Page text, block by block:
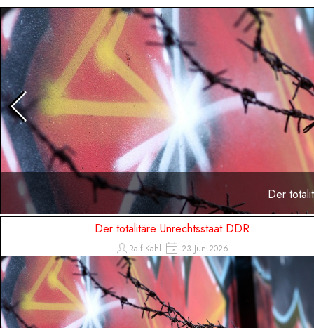
Direkt zum Seiteninhalt
Der
Der totalitäre Unrechtsstaat DDR
Ralf Kahl 23 Jun 2026